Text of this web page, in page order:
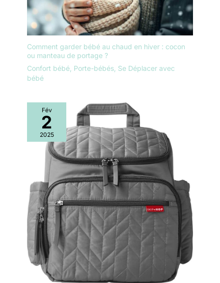
Comment garder bébé au chaud en hiver : cocon
ou manteau de portage ?
Confort bébé Porte-bébés Se Déplacer avec
bébé
Fév
2
2025